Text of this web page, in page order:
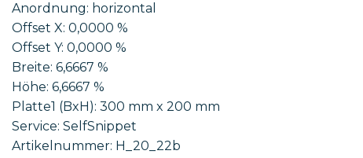
Anordnung: horizontal
Offset X: 0,0000 %
Offset Y: 0,0000 %
Breite: 6,6667 %
Höhe: 6,6667 %
Platte1 (BxH): 300 mm x 200 mm
Service: SelfSnippet
Artikelnummer: H_20_22b